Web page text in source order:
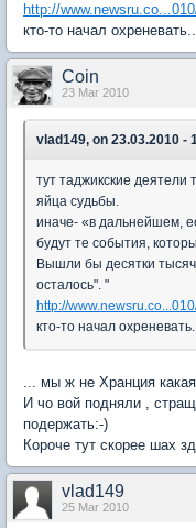
http://
кто-то начал
Coin
23 Mar 2010
vlad149, on 23.03.2010 -
тут таджикские
яйца судьбы.
иначе- «в дальнейшем,
будут те события,
Вышли бы десятки
осталось". "
http://
кто-то начал
... мы ж не Хранция
И чо вой подняли ,
подержать:-)
Короче тут скорее шах
vlad149
25 Mar 2010